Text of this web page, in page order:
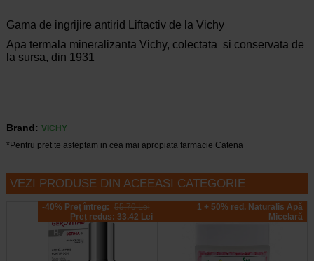
Gama de ingrijire antirid Liftactiv de la Vichy
Apa termala mineralizanta Vichy, colectata si conservata de
la sursa, din 1931
Brand: VICHY
*Pentru pret te asteptam in cea mai apropiata farmacie Catena
VEZI PRODUSE DIN ACEEASI CATEGORIE
-40% Preț întreg: 55,70 Lei
Preț redus: 33.42 Lei
1 + 50% red. Naturalis Apă
Micelară